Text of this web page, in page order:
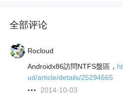
全部评论
Rocloud
Androidx86訪問NTFS盤區，
ud/article/details/25294665
2014-10-03